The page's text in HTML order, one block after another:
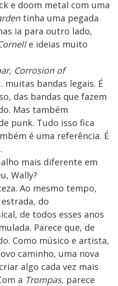
e doom metal com uma
tinha uma pegada
ia para outro lado,
e ideias muito
, Corrosion of
muitas bandas legais. É
das bandas que fazem
Mas também
punk. Tudo isso fica
é uma referência. É
mais diferente em
Wally?
Ao mesmo tempo,
do
de todos esses anos
Parece que, de
Como músico e artista,
caminho, uma nova
algo cada vez mais
a Trompas, parece